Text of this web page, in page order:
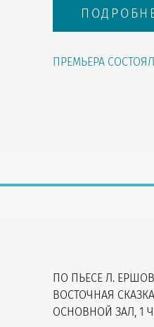
ПРЕМЬЕРА
ПО ПЬЕСЕ Л.
ВОСТОЧНАЯ
ОСНОВНОЙ ЗАЛ, 1